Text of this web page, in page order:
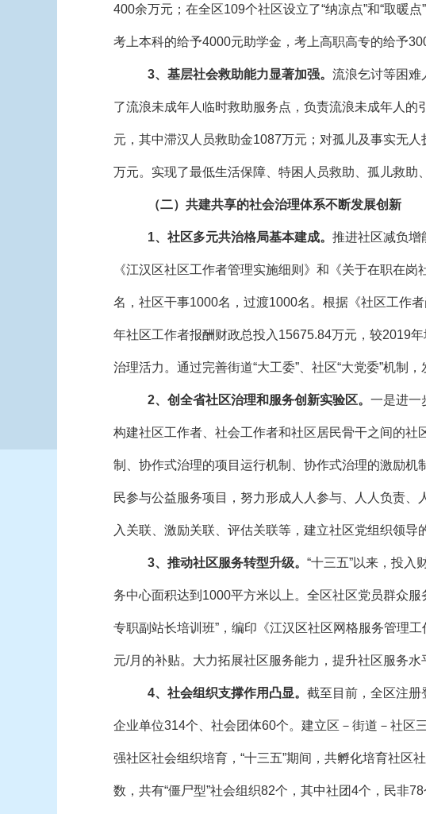
400余万元；在全区109个社区设立了“纳凉点”和“取暖
考上本科的给予4000元助学金，考上高职高专的给予
3、基层社会救助能力显著加强。 流浪乞讨等困难
了流浪未成年人临时救助服务点，负责流浪未成年人的
元，其中滞汉人员救助金1087万元；对孤儿及事实无
万元。实现了最低生活保障、特困人员救助、孤儿救助
（二）共建共享的社会治理体系不断发展创新
1、社区多元共治格局基本建成。 推进社区减负增
《江汉区社区工作者管理实施细则》和《关于在职在
名，社区干事1000名，过渡1000名。根据《社区工作
年社区工作者报酬财政总投入15675.84万元，较2019
治理活力。通过完善街道“大工委”、社区“大党委”机制
2、创全省社区治理和服务创新实验区。 一是进一
构建社区工作者、社会工作者和社区居民骨干之间的
制、协作式治理的项目运行机制、协作式治理的激励
民参与公益服务项目，努力形成人人参与、人人负责
入关联、激励关联、评估关联等，建立社区党组织领
3、推动社区服务转型升级。 “十三五”以来，投
务中心面积达到1000平方米以上。全区社区党员群众
专职副站长培训班”，编印《江汉区社区网格服务管理
元/月的补贴。大力拓展社区服务能力，提升社区服务水
4、社会组织支撑作用凸显。 截至目前，全区注
企业单位314个、社会团体60个。建立区－街道－社区
强社区社会组织培育，“十三五”期间，共孵化培育社区
数，共有“僵尸型”社会组织82个，其中社团4个，民非